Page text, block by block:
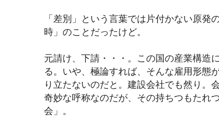
「差別」という言葉では片付かない原発
時」のことだったけど。
元請け、下請・・・。この国の産業構造
る。いや、極論すれば、そんな雇用形態
り立たないのだと。建設会社でも然り。
奇妙な呼称なのだが、その持ちつもたれ
会」。